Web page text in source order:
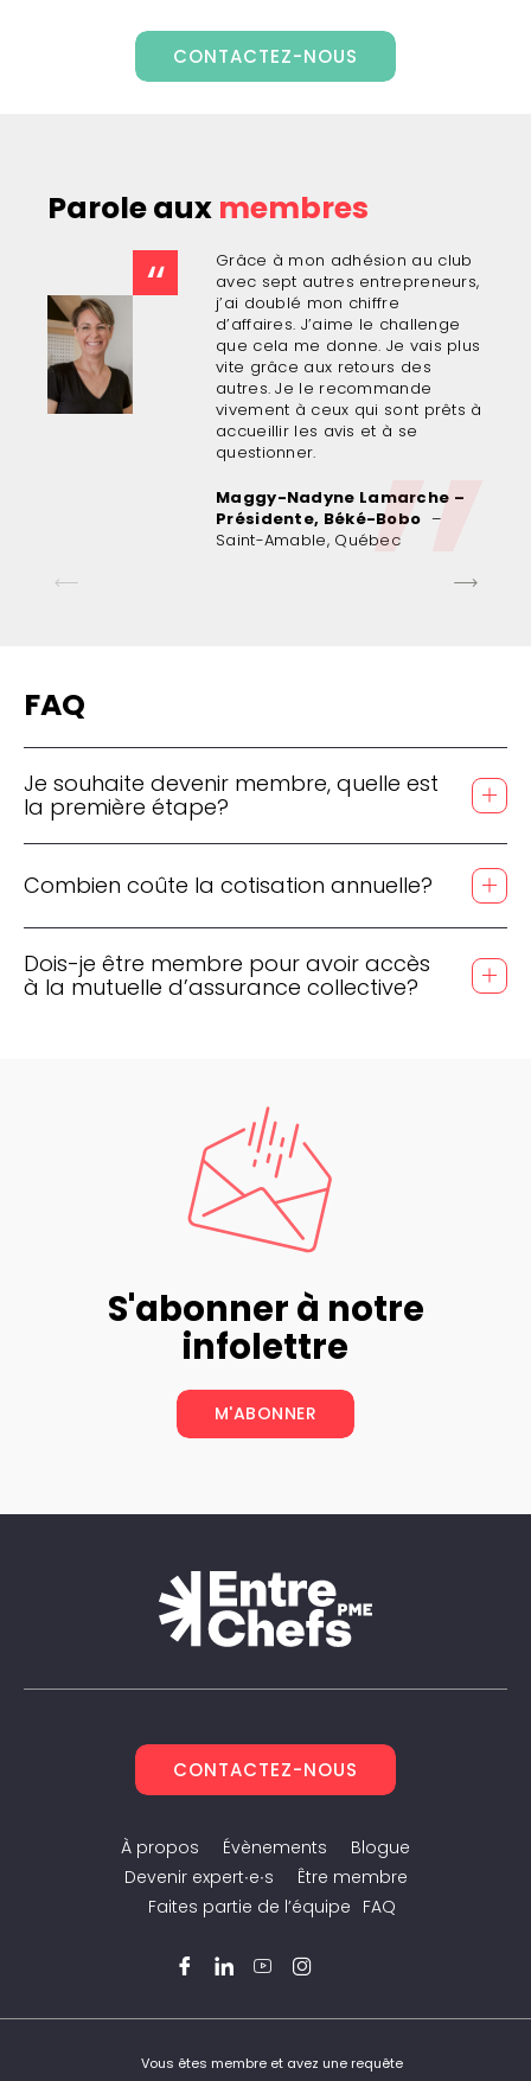
CONTACTEZ-NOUS
Parole aux membres
Grâce à mon adhésion au club
avec sept autres entrepreneurs,
j’ai doublé mon chiffre
d’affaires. J’aime le challenge
que cela me donne. Je vais plus
vite grâce aux retours des
autres. Je le recommande
vivement à ceux qui sont prêts à
accueillir les avis et à se
questionner.
Maggy-Nadyne Lamarche –
Présidente, Béké-Bobo –
Saint-Amable, Québec
FAQ
Je souhaite devenir membre, quelle est
la première étape?
Combien coûte la cotisation annuelle?
Dois-je être membre pour avoir accès
à la mutuelle d’assurance collective?
S'abonner à notre
infolettre
M'ABONNER
CONTACTEZ-NOUS
À propos Évènements
Blogue
Devenir expert∙e∙s
Être membre
Faites partie de l’équipe FAQ
FacebookLinkedInYouTubeInstagram
Vous êtes membre et avez une requête